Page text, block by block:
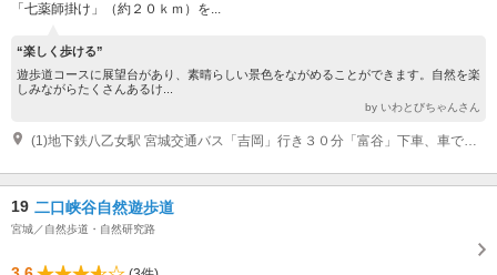
「七薬師掛け」（約２０ｋｍ）を...
“楽しく歩ける”
遊歩道コースに展望台があり、素晴らしい景色をながめることができます。自然を楽
しみながらたくさんあるけ...
by いわとびちゃんさん
(1)地下鉄八乙女駅 宮城交通バス「吉岡」行き３０分「富谷」下車、車で１０分、徒歩１５分 東北自動車道大和IC 車 20分
19 二口峡谷自然遊歩道
宮城／自然歩道・自然研究路